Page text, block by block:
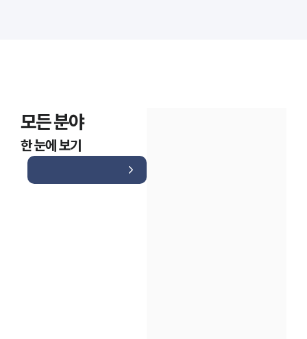
모든 분야
한 눈에 보기